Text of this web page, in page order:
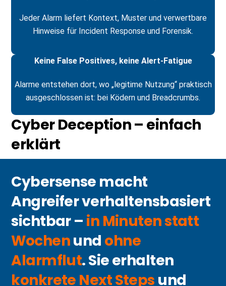
Jeder Alarm liefert Kontext, Muster und verwertbare
Hinweise für Incident Response und Forensik.
Keine False Positives, keine Alert-Fatigue
Alarme entstehen dort, wo „legitime Nutzung“ praktisch
ausgeschlossen ist: bei Ködern und Breadcrumbs.
CyberDeception– einfach
erklärt
Cybersense macht
Angreiferverhaltensbasiert
sichtbar – in Minuten statt
Wochenund ohne
Alarmflut. Sie erhalten
konkrete Next Steps und